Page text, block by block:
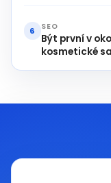
6 SEO
Být první v
kosmetické